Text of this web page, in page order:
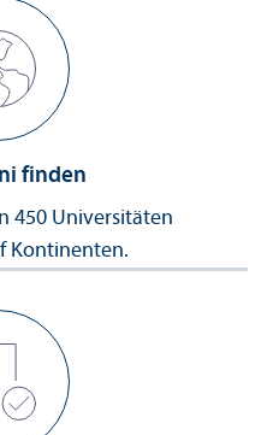
finden
450 Universitäten
Kontinenten.